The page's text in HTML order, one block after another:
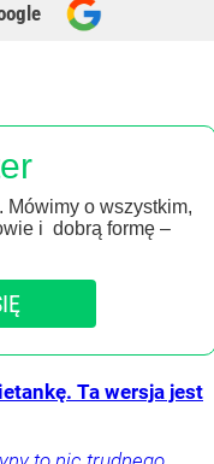
o wszystkim,
i dobrą formę –
Ta wersja jest